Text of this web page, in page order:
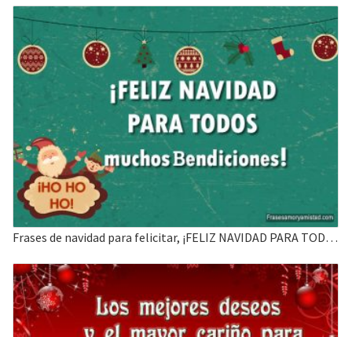
Frases de navidad para felicitar, ¡FELIZ NAVIDAD PARA TODOS muchos Bendiciones!